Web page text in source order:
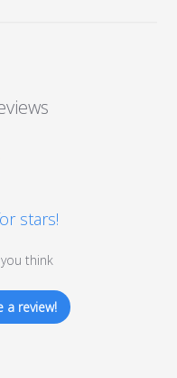
stars!
think
a review!